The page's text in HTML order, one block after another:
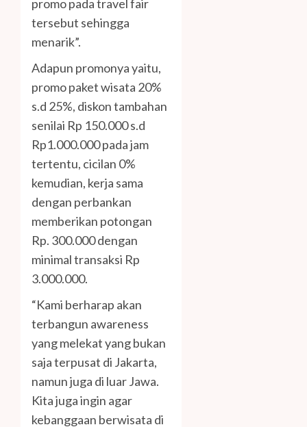
promo pada travel fair
tersebut sehingga
menarik”.
Adapun promonya yaitu,
promo paket wisata 20%
s.d 25%, diskon tambahan
senilai Rp 150.000 s.d
Rp1.000.000 pada jam
tertentu, cicilan 0%
kemudian, kerja sama
dengan perbankan
memberikan potongan
Rp. 300.000 dengan
minimal transaksi Rp
3.000.000.
“Kami berharap akan
terbangun awareness
yang melekat yang bukan
saja terpusat di Jakarta,
namun juga di luar Jawa.
Kita juga ingin agar
kebanggaan berwisata di